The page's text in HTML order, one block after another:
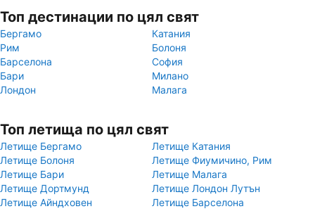
Топ дестинации по цял свят
Бергамо
Катания
Рим
Болоня
Барселона
София
Бари
Милано
Лондон
Малага
Топ летища по цял свят
Летище Бергамо
Летище Катания
Летище Болоня
Летище Фиумичино, Рим
Летище Бари
Летище Малага
Летище Дортмунд
Летище Лондон Лутън
Летище Айндховен
Летище Барселона